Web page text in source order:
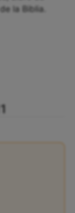
de la Biblia.